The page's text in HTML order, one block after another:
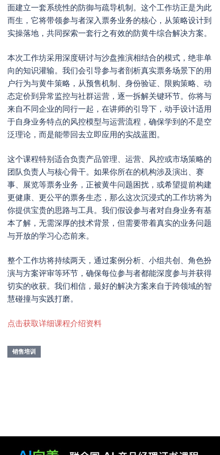
面建立一套系统性的防御与疏导机制。这个工作坊正是为此
而生，它将带领参与者深入票务业务的核心，从策略设计到
实操落地，共同探索一套行之有效的防黄牛综合解决方案。
本次工作坊采用深度研讨与沙盘推演相结合的模式，绝非单
向的知识灌输。我们会引导参与者剖析真实票务场景下的用
户行为与黄牛策略，从预售机制、身份验证、限购策略、动
态定价到异常监控与社群运营，逐一拆解关键环节。你将与
来自不同企业的同行一起，在讲师的引导下，动手设计适用
于自身业务特点的风控模型与运营流程，确保学到的不是空
泛理论，而是能带回去立即应用的实战蓝图。
这个课程特别适合负责产品管理、运营、风控或市场策略的
团队负责人与核心骨干。如果你所在的机构涉及演出、赛
事、展览等票务业务，正被黄牛问题困扰，或希望提前构建
更健康、更公平的票务生态，那么这次沉浸式的工作坊将为
你提供宝贵的思路与工具。我们假设参与者对自身业务有基
本了解，无需深厚的技术背景，但需要带着真实的业务问题
与开放的学习心态前来。
整个工作坊将持续两天，通过案例分析、小组共创、角色扮
演与方案评审等环节，确保每位参与者都能深度参与并获得
切实的收获。我们相信，最好的解决方案来自于跨领域的智
慧碰撞与实践打磨。
点击获取详细课程介绍资料
销售培训